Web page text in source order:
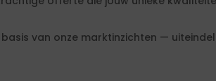
van onze marktinzichten —